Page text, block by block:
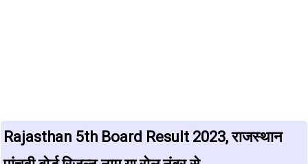
Rajasthan 5th Board Result 2023, राजस्थान